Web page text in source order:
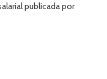
publicada por